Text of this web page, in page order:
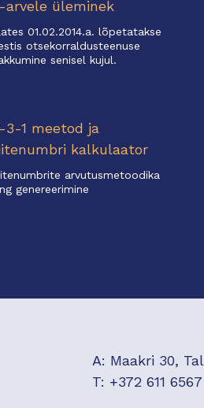
arvele üleminek
01.02.2014.a. lõpetatakse
otsekorraldusteenuse
senisel kujul.
3-1 meetod ja
kalkulaator
arvutusmetoodika
genereerimine
A: Maakri 30,
T: +372 611 6567